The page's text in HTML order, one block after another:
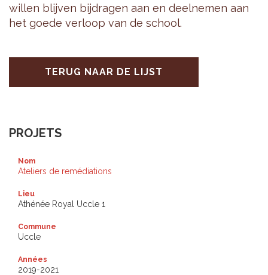
wil­len blij­ven bij­dra­gen aan en deel­ne­men aan
het goede ver­loop van de school.
TERUG NAAR DE LIJST
PROJETS
Nom
Ateliers de remédiations
Lieu
Athénée Royal Uccle 1
Commune
Uccle
Années
2019-2021